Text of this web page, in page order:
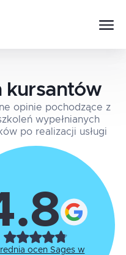
kursantów
opinie pochodzące z
wypełnianych
po realizacji usługi
ocen Sages w